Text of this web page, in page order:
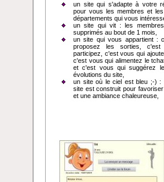
un site qui s'adapte à votre
pour vous les membres et
départements qui vous
un site qui vit : les
supprimés au bout de 1 mois,
un site qui vous appartient :
proposez les sorties,
participez, c'est vous qui
c'est vous qui alimentez le
et c'est vous qui suggérez
évolutions du site,
un site où le ciel est bleu ;-) :
site est construit pour
et une ambiance chaleureuse,